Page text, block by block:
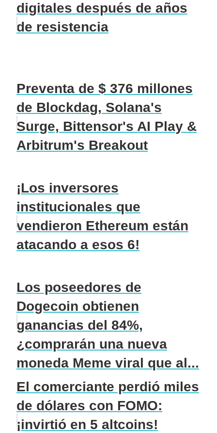
digitales después de años
de resistencia
Preventa de $ 376 millones
de Blockdag, Solana's
Surge, Bittensor's AI Play &
Arbitrum's Breakout
¡Los inversores
institucionales que
vendieron Ethereum están
atacando a esos 6!
Los poseedores de
Dogecoin obtienen
ganancias del 84%,
¿comprarán una nueva
moneda Meme viral que al...
El comerciante perdió miles
de dólares con FOMO:
¡invirtió en 5 altcoins!